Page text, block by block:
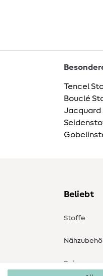
Tencel
Bouclé
Jacquard
Beliebt
Stoffe
Sale